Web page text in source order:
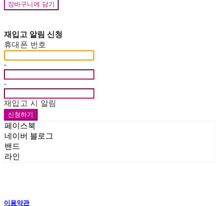
장바구니에 담기
재입고 알림 신청
휴대폰 번호
-
-
재입고 시 알림
신청하기
페이스북
네이버 블로그
밴드
라인
이용약관